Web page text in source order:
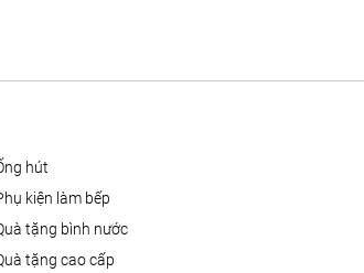
ống hút
phụ kiện làm bếp
quà tặng bình nước
quà tặng cao cấp